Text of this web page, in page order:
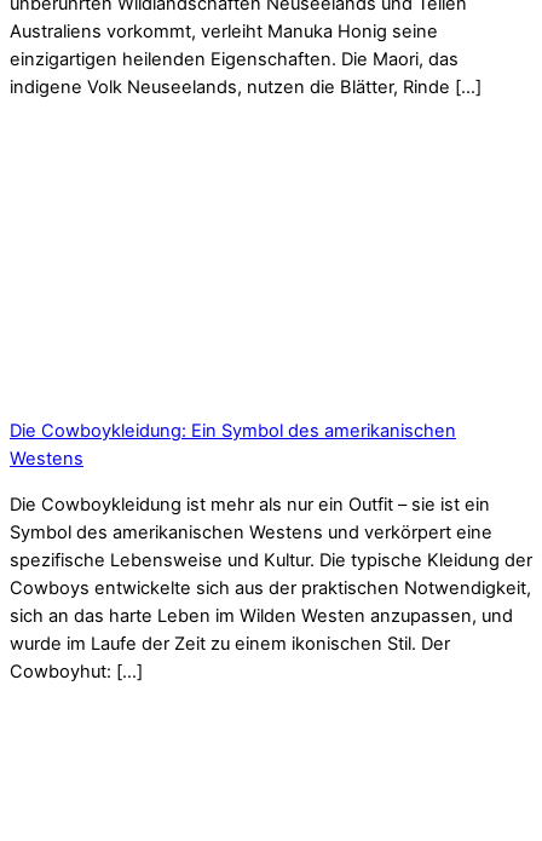
Australiens vorkommt, verleiht Manuka Honig seine
einzigartigen heilenden Eigenschaften. Die Maori, das
indigene Volk Neuseelands, nutzen die Blätter, Rinde […]
Die Cowboykleidung: Ein Symbol des amerikanischen
Westens
Die Cowboykleidung ist mehr als nur ein Outfit – sie ist ein
Symbol des amerikanischen Westens und verkörpert eine
spezifische Lebensweise und Kultur. Die typische Kleidung der
Cowboys entwickelte sich aus der praktischen Notwendigkeit,
sich an das harte Leben im Wilden Westen anzupassen, und
wurde im Laufe der Zeit zu einem ikonischen Stil. Der
Cowboyhut: […]